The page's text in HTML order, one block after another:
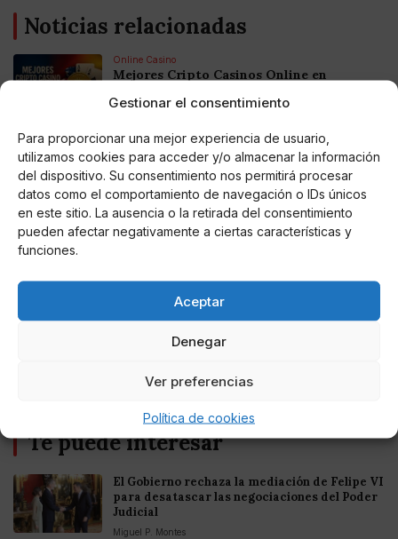
Gestionar el consentimiento
Para proporcionar una mejor experiencia de usuario,
utilizamos cookies para acceder y/o almacenar la información
del dispositivo. Su consentimiento nos permitirá procesar
datos como el comportamiento de navegación o IDs únicos
en este sitio. La ausencia o la retirada del consentimiento
pueden afectar negativamente a ciertas características y
funciones.
Aceptar
Denegar
Ver preferencias
Política de cookies
Noticias relacionadas
Online Casino
Mejores Cripto Casinos Online en
Online Casino
Mejores Casinos Online con Bitcoin y
Criptomonedas en Argentina 2025
Online Casino
Mejores casinos online con
Entretenimiento
Te puede interesar
El Gobierno rechaza la mediación de Felipe VI
para desatascar las negociaciones del Poder
Judicial
Miguel P. Montes